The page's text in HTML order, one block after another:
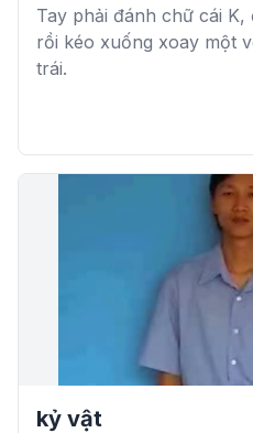
Tay phải đánh chữ cái K,
rồi kéo xuống xoay một
trái.
kỷ vật